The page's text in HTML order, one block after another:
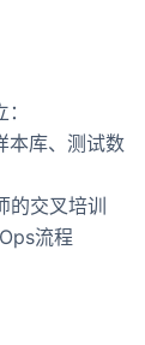
本库、测试数
的交叉培训
流程